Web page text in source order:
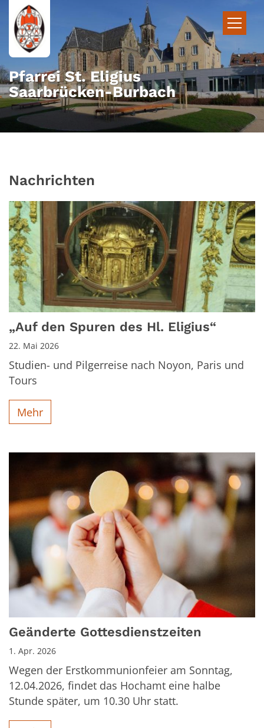
Zum Inhalt springen
Pfarrei St. Eligius
Saarbrücken-Burbach
Nachrichten
„Auf den Spuren des Hl. Eligius“
22. Mai 2026
Studien- und Pilgerreise nach Noyon, Paris und
Tours
Mehr
Geänderte Gottesdienstzeiten
1. Apr. 2026
Wegen der Erstkommunionfeier am Sonntag,
12.04.2026, findet das Hochamt eine halbe
Stunde später, um 10.30 Uhr statt.